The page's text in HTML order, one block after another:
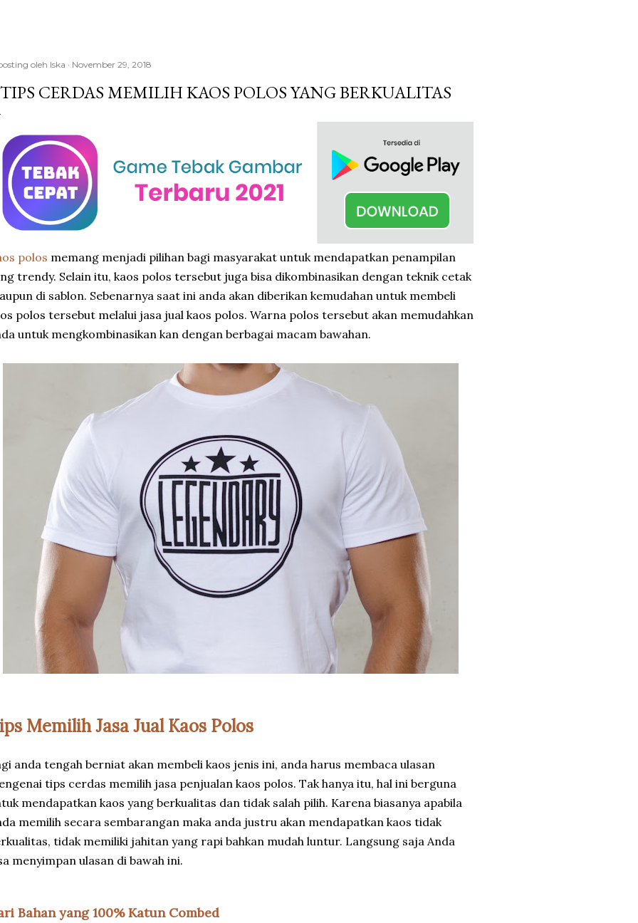
oleh Iska November 29, 2018
CERDAS MEMILIH KAOS POLOS YANG BERKUALITAS
polos memang menjadi pilihan bagi masyarakat untuk mendapatkan penampilan
trendy. Selain itu, kaos polos tersebut juga bisa dikombinasikan dengan teknik cetak
di sablon. Sebenarnya saat ini anda akan diberikan kemudahan untuk membeli
polos tersebut melalui jasa jual kaos polos. Warna polos tersebut akan memudahkan
untuk mengkombinasikan kan dengan berbagai macam bawahan.
Memilih Jasa Jual Kaos Polos
anda tengah berniat akan membeli kaos jenis ini, anda harus membaca ulasan
tips cerdas memilih jasa penjualan kaos polos. Tak hanya itu, hal ini berguna
mendapatkan kaos yang berkualitas dan tidak salah pilih. Karena biasanya apabila
memilih secara sembarangan maka anda justru akan mendapatkan kaos tidak
tidak memiliki jahitan yang rapi bahkan mudah luntur. Langsung saja Anda
menyimpan ulasan di bawah ini.
Bahan yang 100% Katun Combed